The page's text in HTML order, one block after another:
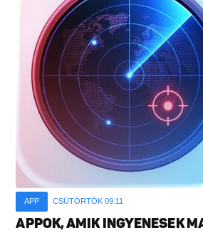
APP CSÜTÖRTÖK 09:11
APPOK, AMIK INGYENESEK